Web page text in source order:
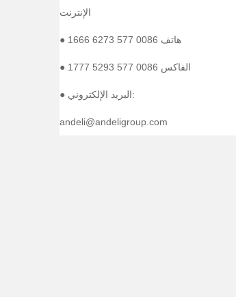
الإنترنت
● هاتف 0086 577 6273 1666
● الفاكس 0086 577 5293 1777
● البريد الإلكتروني:
andeli@andeligroup.com